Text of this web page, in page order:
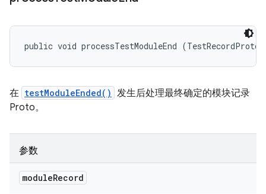
public void processTestModuleEnd
在 testModuleEnded() 发生后处理最终确定的模块记录
Proto。
参数
moduleRecord